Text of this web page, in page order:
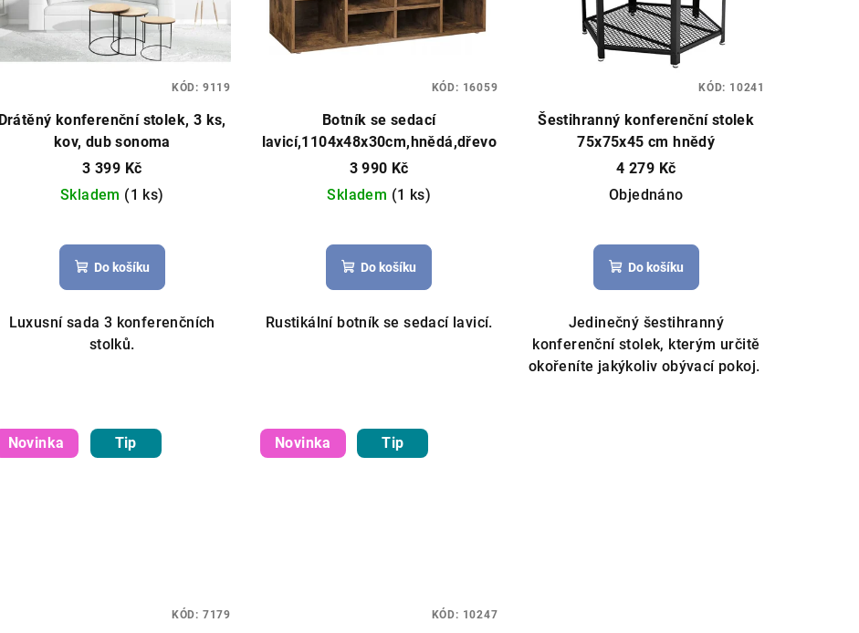
Drátěný konferenční stolek, 3 ks,
kov, dub sonoma
3 399 Kč
Skladem (1 ks)
Do košíku
Luxusní sada 3 konferenčních
stolků.
KÓD: 9119
Botník se sedací
lavicí,1104x48x30cm,hnědá,dřevo
3 990 Kč
Skladem (1 ks)
Do košíku
Rustikální botník se sedací lavicí.
KÓD: 16059
Šestihranný konferenční stolek
75x75x45 cm hnědý
4 279 Kč
Objednáno
Do košíku
Jedinečný šestihranný
konferenční stolek, kterým určitě
okořeníte jakýkoliv obývací pokoj.
KÓD: 10241
Novinka Tip
KÓD: 7179
Novinka Tip
KÓD: 10247